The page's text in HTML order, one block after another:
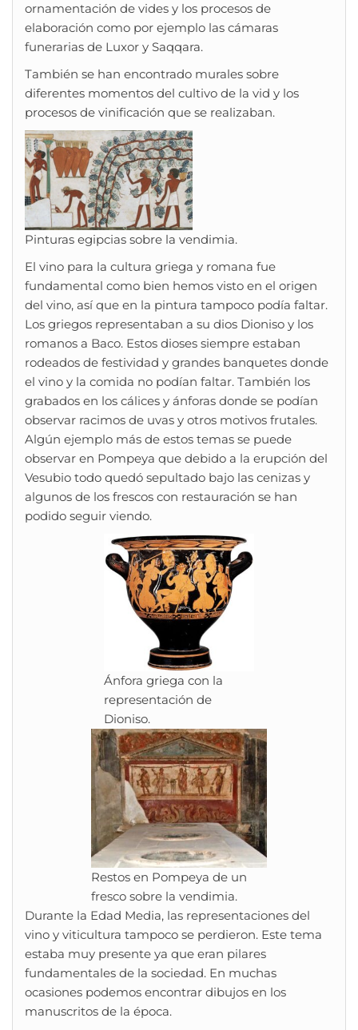
ornamentación de vides y los procesos de
elaboración como por ejemplo las cámaras
funerarias de Luxor y Saqqara.
También se han encontrado murales sobre
diferentes momentos del cultivo de la vid y los
procesos de vinificación que se realizaban.
Pinturas egipcias sobre la vendimia.
El vino para la cultura griega y romana fue
fundamental como bien hemos visto en el origen
del vino, así que en la pintura tampoco podía faltar.
Los griegos representaban a su dios Dioniso y los
romanos a Baco. Estos dioses siempre estaban
rodeados de festividad y grandes banquetes donde
el vino y la comida no podían faltar. También los
grabados en los cálices y ánforas donde se podían
observar racimos de uvas y otros motivos frutales.
Algún ejemplo más de estos temas se puede
observar en Pompeya que debido a la erupción del
Vesubio todo quedó sepultado bajo las cenizas y
algunos de los frescos con restauración se han
podido seguir viendo.
Ánfora griega con la
representación de
Dioniso.
Restos en Pompeya de un
fresco sobre la vendimia.
Durante la Edad Media, las representaciones del
vino y viticultura tampoco se perdieron. Este tema
estaba muy presente ya que eran pilares
fundamentales de la sociedad. En muchas
ocasiones podemos encontrar dibujos en los
manuscritos de la época.